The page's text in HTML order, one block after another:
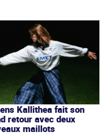
Kallithea fait son
retour avec deux
maillots